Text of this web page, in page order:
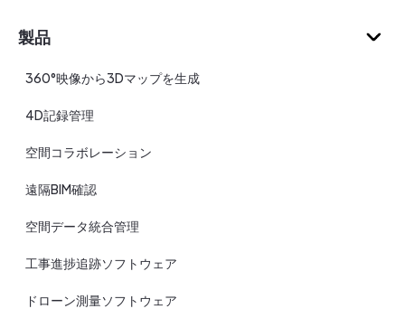
製品
360°映像から3Dマップを生成
4D記録管理
空間コラボレーション
遠隔BIM確認
空間データ統合管理
工事進捗追跡ソフトウェア
ドローン測量ソフトウェア